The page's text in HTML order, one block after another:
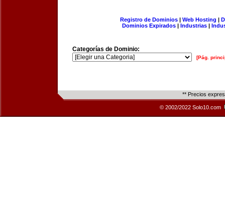
Registro de Dominios| Web Hosting |
Dominios Expirados | Industrias |
Categorías de Dominio:
[Pág.
** Precios
© 2002/2022 Solo10.com